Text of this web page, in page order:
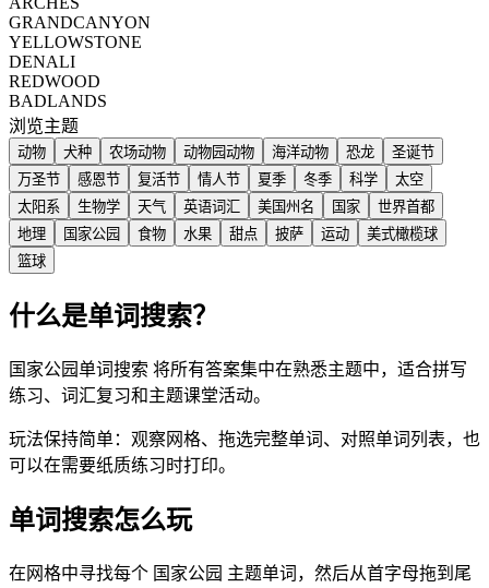
GRANDCANYON
YELLOWSTONE
DENALI
REDWOOD
BADLANDS
浏览主题
动物 犬种 农场动物 动物园动物 海洋动物 恐龙
圣诞节
万圣节
感恩节 复活节 情人节 夏季 冬季 科学
太空
太阳系
生物学 天气 英语词汇 美国州名 国家
世界首都
地理
国家公园 食物 水果 甜点 披萨 运动
美式橄榄球
篮球
什么是单词搜索？
国家公园单词搜索 将所有答案集中在熟悉主题中，适合拼写
练习、词汇复习和主题课堂活动。
玩法保持简单：观察网格、拖选完整单词、对照单词列表，也
可以在需要纸质练习时打印。
单词搜索怎么玩
在网格中寻找每个 国家公园 主题单词，然后从首字母拖到尾